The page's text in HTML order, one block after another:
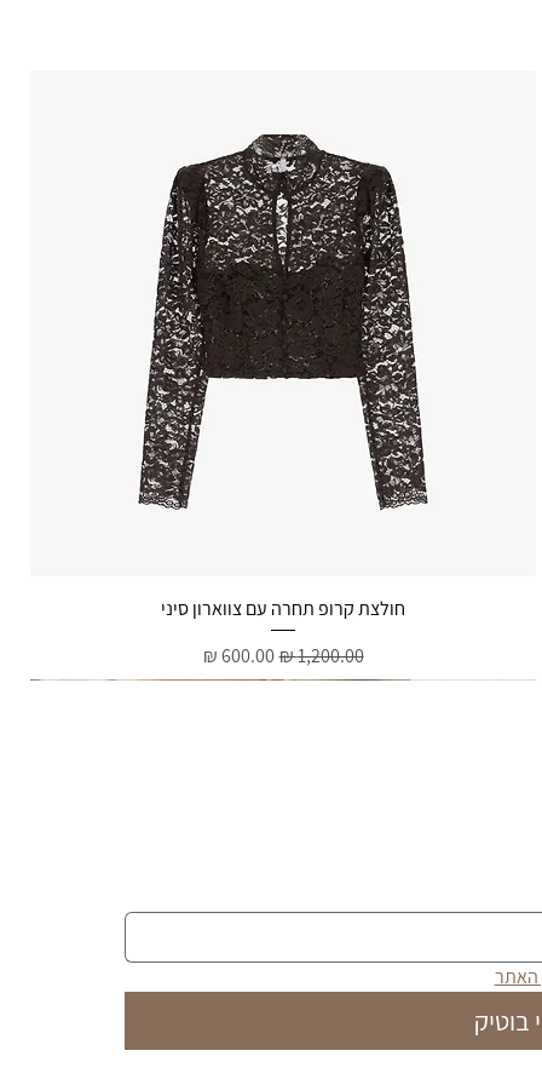
תצוגה מהירה
חולצת קרופ תחרה עם צווארון סיני
מחיר רגיל‏1,200.00 ‏₪ מחיר מבצע‏600.00 ‏₪
האתר